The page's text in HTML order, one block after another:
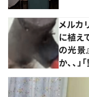
メルカ
に植え
の光景
か、、」